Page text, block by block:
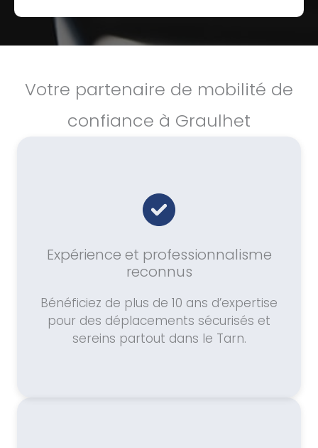
Votre partenaire de mobilité de
confiance à Graulhet
Expérience et professionnalisme
reconnus
Bénéficiez de plus de 10 ans d’expertise
pour des déplacements sécurisés et
sereins partout dans le Tarn.